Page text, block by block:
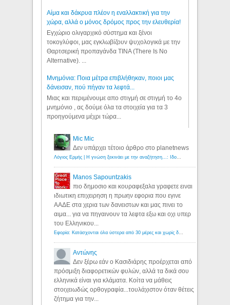
Αίμα και δάκρυα πλέον η εναλλακτική για την
χώρα, αλλά ο μόνος δρόμος προς την ελευθερία!
Εγχώριο ολιγαρχικό σύστημα και ξένοι
τοκογλύφοι, μας εγκλωβίζουν ψυχολογικά με την
Θαρτσερική προπαγάνδα TINA (There Is No
Alternative). ...
Μνημόνια: Ποια μέτρα επιβλήθηκαν, ποιοι μας
δάνεισαν, πού πήγαν τα λεφτά...
Μιας και περιμένουμε απο στιγμή σε στιγμή το 4ο
μνημόνιο , ας δούμε όλα τα στοιχεία για τα 3
προηγούμενα μέχρι τώρα...
Mic Mic
Δεν υπάρχει τέτοιο άρθρο στο planetnews
Λόγιος Ερμής | Η γνώση ξεκινάει με την αναζήτηση...: Ιδού οι 18 που χρωστούν 11 δις ευρώ!
Manos Sapountzakis
πιο δημοσιο και κουραφεξαλα γραφετε ειναι
ιδιωτικη επιχειρηση η πρωην εφορια που εγινε
ΑΑΔΕ στα χερια των δανειστων και μας πινει το
αιμα... για να πηγαινουν τα λεφτα εξω και οχι υπερ
του Ελληνικου...
Εφορία: Κατάσχονται όλα ύστερα από 30 μέρες και χωρίς δικαστικές αποφάσεις - Λόγιος Ερμής
Αντώνης
Δεν ξέρω εάν ο Κασιδιάρης προέρχεται από
πρόσμιξη διαφορετικών φυλών, αλλά τα δικά σου
ελληνικά είναι για κλάματα. Κοίτα να μάθεις
στοιχειωδώς ορθογραφία...τουλάχιστον όταν θέτεις
ζήτημα για την...